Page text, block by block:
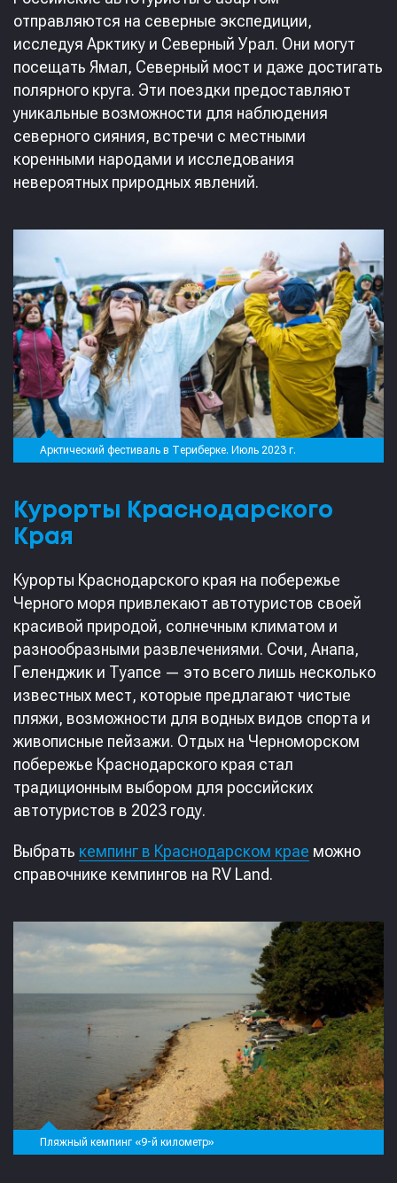
отправляются на северные экспедиции,
исследуя Арктику и Северный Урал. Они могут
посещать Ямал, Северный мост и даже достигать
полярного круга. Эти поездки предоставляют
уникальные возможности для наблюдения
северного сияния, встречи с местными
коренными народами и исследования
невероятных природных явлений.
Арктический фестиваль в Териберке. Июль 2023 г.
Курорты Краснодарского
Края
Курорты Краснодарского края на побережье
Черного моря привлекают автотуристов своей
красивой природой, солнечным климатом и
разнообразными развлечениями. Сочи, Анапа,
Геленджик и Туапсе — это всего лишь несколько
известных мест, которые предлагают чистые
пляжи, возможности для водных видов спорта и
живописные пейзажи. Отдых на Черноморском
побережье Краснодарского края стал
традиционным выбором для российских
автотуристов в 2023 году.
Выбрать кемпинг в Краснодарском крае можно
справочнике кемпингов на RV Land.
Пляжный кемпинг «9-й километр»